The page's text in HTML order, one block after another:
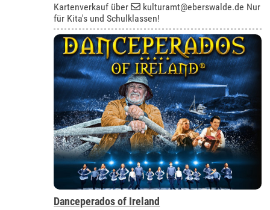
Kartenverkauf über
kulturamt@eberswalde.de Nur
für Kita's und Schulklassen!
Danceperados of Ireland